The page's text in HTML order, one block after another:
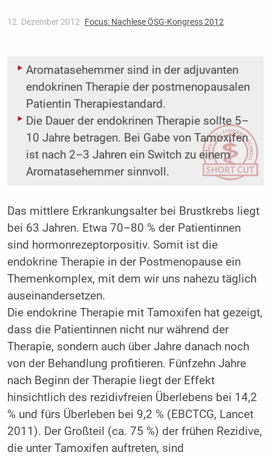
12. Dezember 2012 Focus: Nachlese ÖSG-Kongress 2012
Aromatasehemmer sind in der adjuvanten
endokrinen Therapie der postmenopausalen
Patientin Therapiestandard.
Die Dauer der endokrinen Therapie sollte 5–
10 Jahre betragen. Bei Gabe von Tamoxifen
ist nach 2–3 Jahren ein Switch zu einem
Aromatasehemmer sinnvoll.
Das mittlere Erkrankungsalter bei Brustkrebs liegt
bei 63 Jahren. Etwa 70–80 % der Patientinnen
sind hormonrezeptorpositiv. Somit ist die
endokrine Therapie in der Postmenopause ein
Themenkomplex, mit dem wir uns nahezu täglich
auseinandersetzen.
Die endokrine Therapie mit Tamoxifen hat gezeigt,
dass die Patientinnen nicht nur während der
Therapie, sondern auch über Jahre danach noch
von der Behandlung profitieren. Fünfzehn Jahre
nach Beginn der Therapie liegt der Effekt
hinsichtlich des rezidivfreien Überlebens bei 14,2
% und fürs Überleben bei 9,2 % (EBCTCG, Lancet
2011). Der Großteil (ca. 75 %) der frühen Rezidive,
die unter Tamoxifen auftreten, sind